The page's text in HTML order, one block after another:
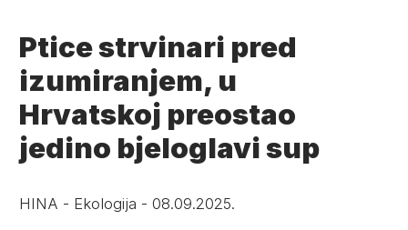
Ptice strvinari pred
izumiranjem, u
Hrvatskoj preostao
jedino bjeloglavi sup
HINA - Ekologija -08.09.2025.